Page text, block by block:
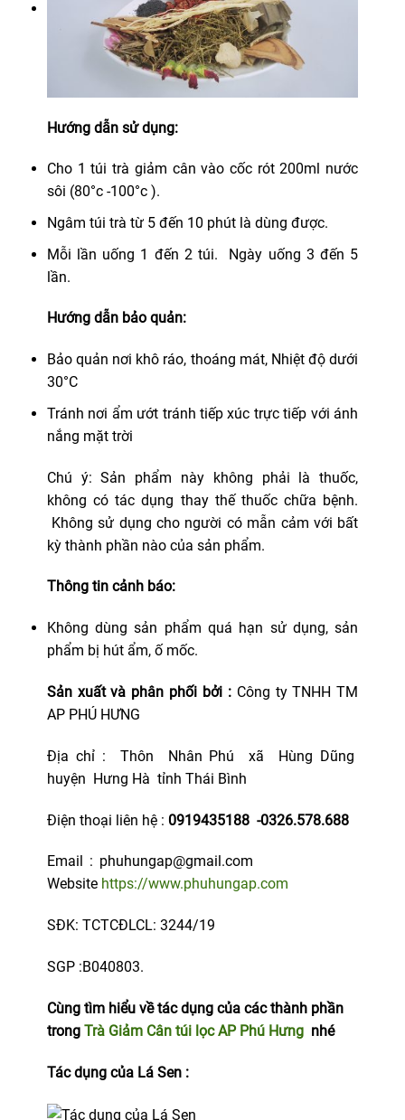
Hướng dẫn sử dụng:
Cho 1 túi trà giảm cân vào cốc rót 200ml nước
sôi (80°c -100°c ).
Ngâm túi trà từ 5 đến 10 phút là dùng được.
Mỗi lần uống 1 đến 2 túi. Ngày uống 3 đến 5
lần.
Hướng dẫn bảo quản:
Bảo quản nơi khô ráo, thoáng mát, Nhiệt độ dưới
30°C
Tránh nơi ẩm ướt tránh tiếp xúc trực tiếp với ánh
nắng mặt trời
Chú ý: Sản phẩm này không phải là thuốc,
không có tác dụng thay thế thuốc chữa bệnh.
Không sử dụng cho người có mẫn cảm với bất
kỳ thành phần nào của sản phẩm.
Thông tin cảnh báo:
Không dùng sản phẩm quá hạn sử dụng, sản
phẩm bị hút ẩm, ố mốc.
Sản xuất và phân phối bởi :Công ty TNHH TM
AP PHÚ HƯNG
Địa chỉ : Thôn Nhân Phú xã Hùng Dũng
huyện Hưng Hà tỉnh Thái Bình
Điện thoại liên hệ : 0919435188 -0326.578.688
Email : phuhungap@gmail.com
Website https://www.phuhungap.com
SĐK: TCTCĐLCL: 3244/19
SGP :B040803.
Cùng tìm hiểu về tác dụng của các thành phần
trong Trà Giảm Cân túi lọc AP Phú Hưngnhé
Tác dụng của Lá Sen :